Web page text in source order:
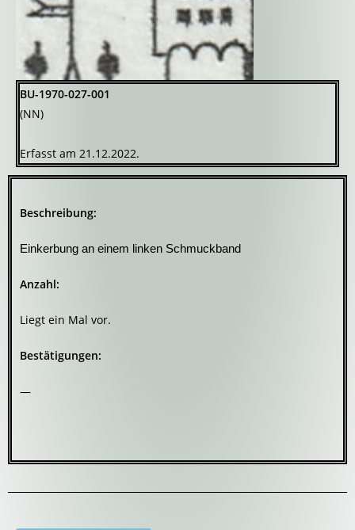
BU-1970-027-001
(NN)
Erfasst am 21.12.2022.
Beschreibung:
Einkerbung an einem linken Schmuckband
Anzahl:
Liegt ein Mal vor.
Bestätigungen:
—